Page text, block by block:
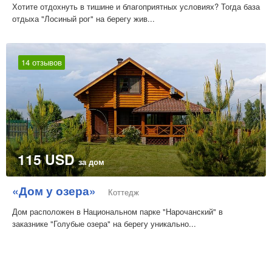
Хотите отдохнуть в тишине и благоприятных условиях? Тогда база
отдыха "Лосиный рог" на берегу жив...
14 отзывов
115 USDза дом
«Дом у озера»
Коттедж
Дом расположен в Национальном парке "Нарочанский" в
заказнике "Голубые озера" на берегу уникально...